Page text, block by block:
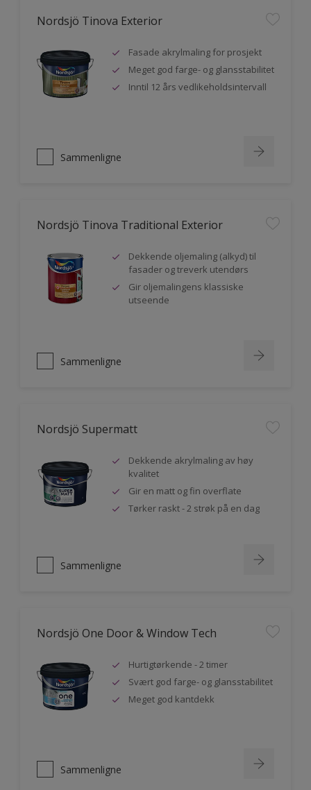
Nordsjö Tinova Exterior
Fasade akrylmaling for prosjekt
Meget god farge- og glansstabilitet
Inntil 12 års vedlikeholdsintervall
Sammenligne
Nordsjö Tinova Traditional Exterior
Dekkende oljemaling (alkyd) til
fasader og treverk utendørs
Gir oljemalingens klassiske
utseende
Sammenligne
Nordsjö Supermatt
Dekkende akrylmaling av høy
kvalitet
Gir en matt og fin overflate
Tørker raskt - 2 strøk på en dag
Sammenligne
Nordsjö One Door & Window Tech
Hurtigtørkende - 2 timer
Svært god farge- og glansstabilitet
Meget god kantdekk
Sammenligne